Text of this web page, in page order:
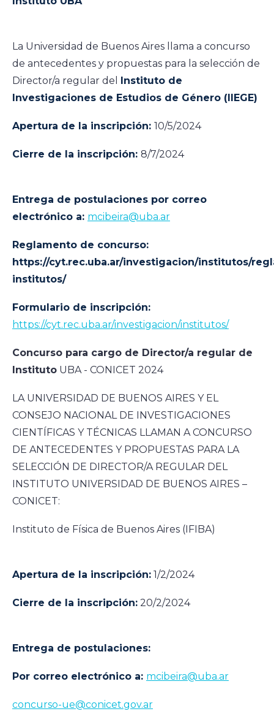
La Universidad de Buenos Aires llama a concurso
de antecedentes y propuestas para la selección de
Director/a regular del Instituto de
Investigaciones de Estudios de Género (IIEGE)
Apertura de la inscripción: 10/5/2024
Cierre de la inscripción: 8/7/2024
Entrega de postulaciones por correo
electrónico a: mcibeira@uba.ar
Reglamento de concurso:
https://cyt.rec.uba.ar/investigacion/institutos/
institutos/
Formulario de inscripción:
https://cyt.rec.uba.ar/investigacion/institutos/
Concurso para cargo de Director/a regular de
Instituto UBA - CONICET 2024
LA UNIVERSIDAD DE BUENOS AIRES Y EL
CONSEJO NACIONAL DE INVESTIGACIONES
CIENTÍFICAS Y TÉCNICAS LLAMAN A CONCURSO
DE ANTECEDENTES Y PROPUESTAS PARA LA
SELECCIÓN DE DIRECTOR/A REGULAR DEL
INSTITUTO UNIVERSIDAD DE BUENOS AIRES –
CONICET:
Instituto de Física de Buenos Aires (IFIBA)
Apertura de la inscripción: 1/2/2024
Cierre de la inscripción: 20/2/2024
Entrega de postulaciones:
Por correo electrónico a: mcibeira@uba.ar
concurso-ue@conicet.gov.ar